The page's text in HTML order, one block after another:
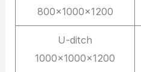
800x1000x1200
U-ditch
1000x1000x1200